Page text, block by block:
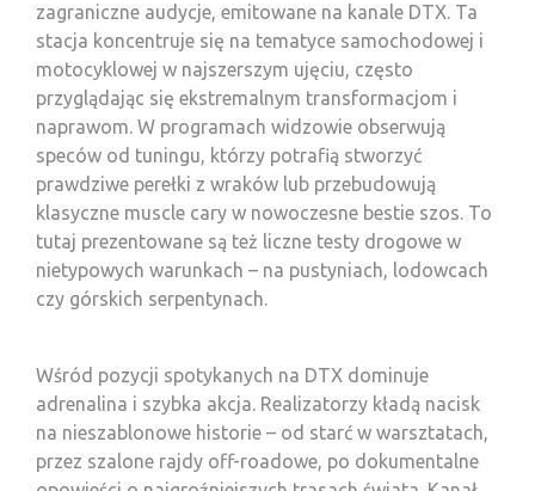
zagraniczne audycje, emitowane na kanale DTX. Ta
stacja koncentruje się na tematyce samochodowej i
motocyklowej w najszerszym ujęciu, często
przyglądając się ekstremalnym transformacjom i
naprawom. W programach widzowie obserwują
speców od tuningu, którzy potrafią stworzyć
prawdziwe perełki z wraków lub przebudowują
klasyczne muscle cary w nowoczesne bestie szos. To
tutaj prezentowane są też liczne testy drogowe w
nietypowych warunkach – na pustyniach, lodowcach
czy górskich serpentynach.
Wśród pozycji spotykanych na DTX dominuje
adrenalina i szybka akcja. Realizatorzy kładą nacisk
na nieszablonowe historie – od starć w warsztatach,
przez szalone rajdy off-roadowe, po dokumentalne